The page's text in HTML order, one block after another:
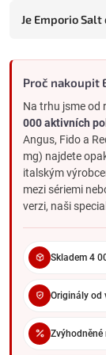
Emporio Salt
Emporio
mg) a sedí MTL
mezi typy
nikotinem a
Emporio Salt
Pro DIY
Emporio Salt
nikotinu ve
Emporio Salt
tabákových
Fido, Red
preferují italský
než u
Salt liquidy,
Je Emporio
Proč nakoupit
Na trhu jsme od
000 aktivních
Angus, Fido a
mg) najdete
italským
mezi sériemi
verzi, naši
Skladem 4
Originály od